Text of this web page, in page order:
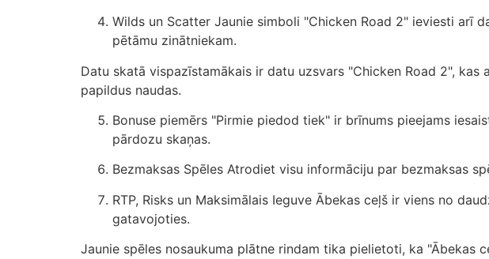
Wilds un Scatter Jaunie simboli "Chicken Road 2" ieviesti arī
pētāmu zinātniekam.
Datu skatā vispazīstamākais ir datu uzsvars "Chicken Road 2",
papildus naudas.
Bonuse piemērs "Pirmie piedod tiek" ir brīnums pieejams
pārdozu skaņas.
Bezmaksas Spēles Atrodiet visu informāciju par bezmaksas
RTP, Risks un Maksimālais Ieguve Ābekas ceļš ir viens no
gatavojoties.
Jaunie spēles nosaukuma plātne rindam tika pielietoti, ka